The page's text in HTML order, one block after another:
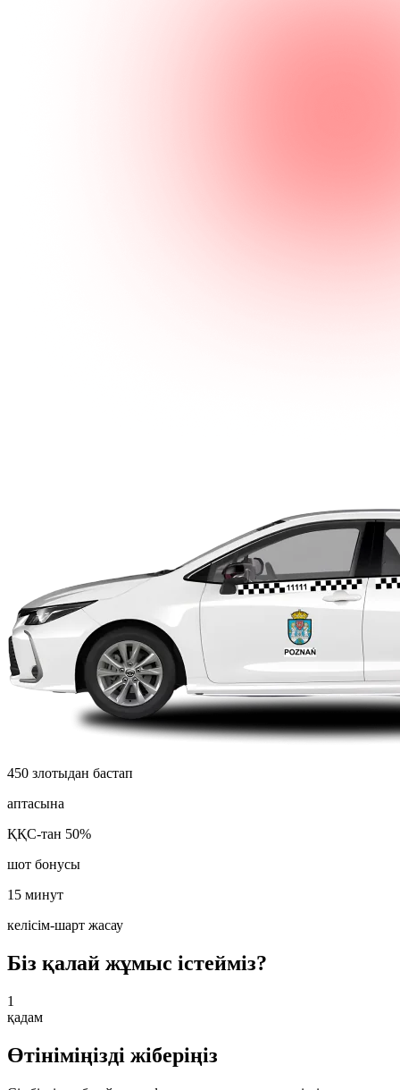
450 злотыдан бастап
аптасына
ҚҚС-тан 50%
шот бонусы
15 минут
келісім-шарт жасау
Біз қалай жұмыс істейміз?
1
қадам
Өтініміңізді жіберіңіз